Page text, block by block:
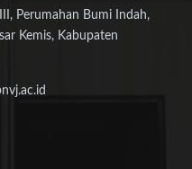
Perumahan Bumi Indah,
Kemis, Kabupaten